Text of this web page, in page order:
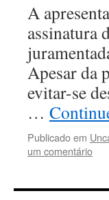
A
assinatura
Apesar da
evitar-se
…
Publicado em
um comentário